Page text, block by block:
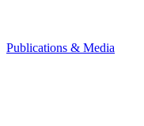
Publications & Media